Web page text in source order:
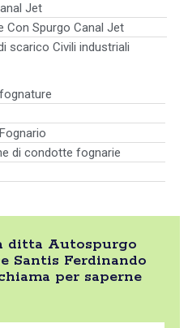
Jet
Con Spurgo Canal Jet
scarico Civili industriali
di condotte fognarie
ditta Autospurgo
Santis Ferdinando
per saperne